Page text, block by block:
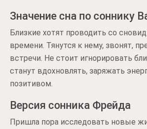
Значение сна по соннику
Близкие хотят проводить со
времени. Тянутся к нему, звонят,
встречи. Не стоит игнорировать
станут вдохновлять, заряжать
позитивом.
Версия сонника Фрейда
Пришла пора исследовать новые